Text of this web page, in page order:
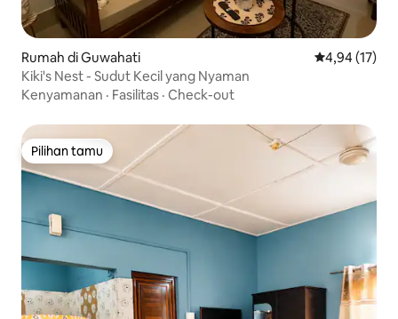
Rumah di Guwahati Nilai rata-rata
4,94 (17)
Kiki's Nest - Sudut Kecil yang Nyaman
Kenyamanan · Fasilitas · Check-out
Pilihan tamu
Pilihan tamu